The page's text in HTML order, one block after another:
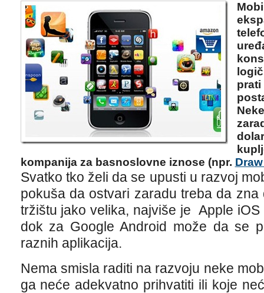
kompanija za basnoslovne iznose (npr.
Svatko tko želi da se upusti u razvoj
pokuša da ostvari zaradu treba da
tržištu jako velika, najviše je Apple
dok za Google Android može da se
raznih aplikacija.
Nema smisla raditi na razvoju neke
ga neće adekvatno prihvatiti ili koje